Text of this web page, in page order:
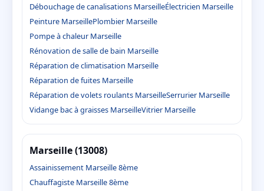
Débouchage de canalisations MarseilleÉlectricien Marseille
Peinture MarseillePlombier Marseille
Pompe à chaleur Marseille
Rénovation de salle de bain Marseille
Réparation de climatisation Marseille
Réparation de fuites Marseille
Réparation de volets roulants MarseilleSerrurier Marseille
Vidange bac à graisses MarseilleVitrier Marseille
Marseille (13008)
Assainissement Marseille 8ème
Chauffagiste Marseille 8ème